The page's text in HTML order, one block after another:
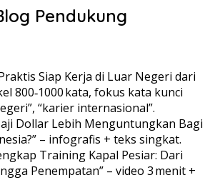
Pendukung
Siap Kerja di Luar Negeri dari
800‑1000 kata, fokus kata kunci
“karier internasional”.
Dollar Lebih Menguntungkan Bagi
– infografis + teks singkat.
Training Kapal Pesiar: Dari
Penempatan” – video 3 menit +